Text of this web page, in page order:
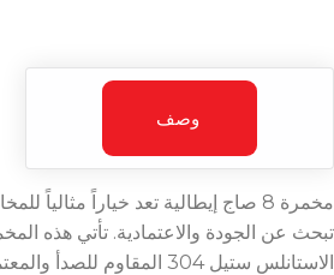
وصف
مخمرة 8 صاج إيطالية تعد خياراً مثالياً
تبحث عن الجودة والاعتمادية. تأتي هذه
الاستانلس ستيل 304 المقاوم